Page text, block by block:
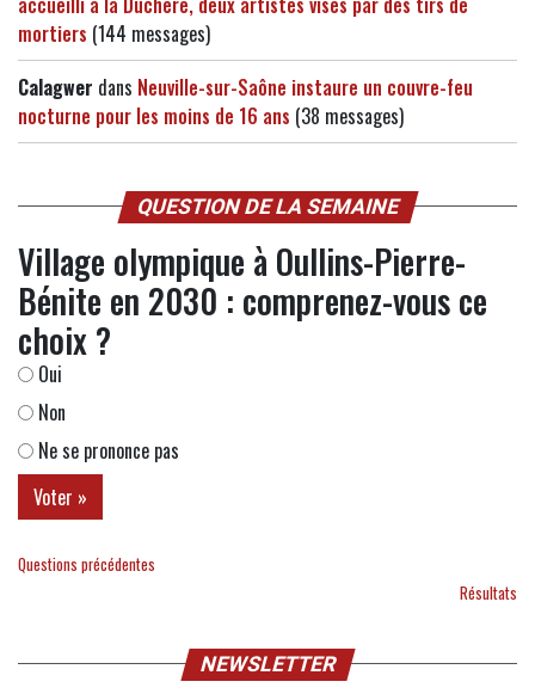
mortiers (144 messages)
Calagwer dans Neuville-sur-Saône instaure un couvre-feu
nocturne pour les moins de 16 ans (38 messages)
QUESTION DE LA SEMAINE
Village olympique à Oullins-Pierre-
Bénite en 2030 : comprenez-vous ce
choix ?
Oui
Non
Ne se prononce pas
Questions précédentes
Résultats
NEWSLETTER